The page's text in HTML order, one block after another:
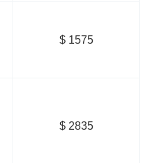
$ 1575
$ 2835